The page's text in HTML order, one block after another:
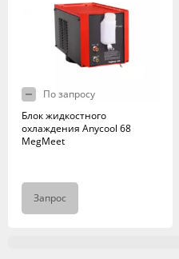
По запросу
Блок жидкостного
охлаждения Anycool 68
MegMeet
Запрос